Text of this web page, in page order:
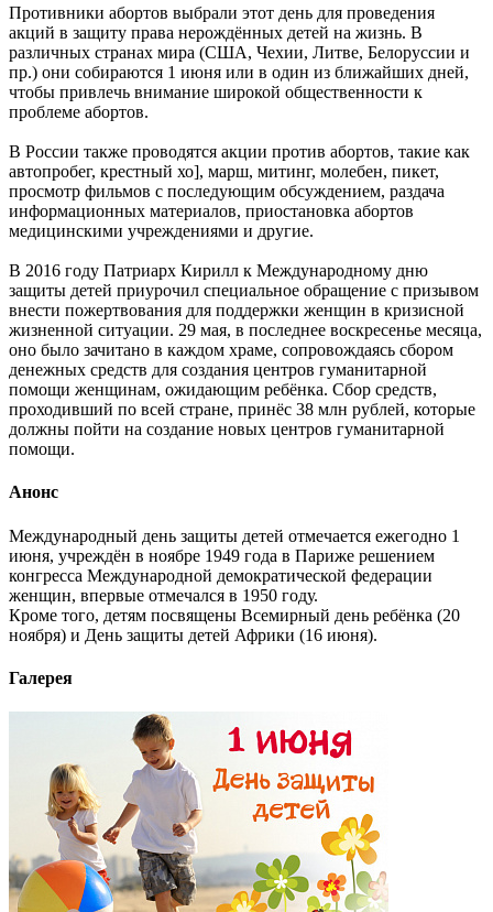
Противники абортов выбрали этот день для проведения
акций в защиту права нерождённых детей на жизнь. В
различных странах мира (США, Чехии, Литве, Белоруссии и
пр.) они собираются 1 июня или в один из ближайших дней,
чтобы привлечь внимание широкой общественности к
проблеме абортов.
В России также проводятся акции против абортов, такие как
автопробег, крестный хо], марш, митинг, молебен, пикет,
просмотр фильмов с последующим обсуждением, раздача
информационных материалов, приостановка абортов
медицинскими учреждениями и другие.
В 2016 году Патриарх Кирилл к Международному дню
защиты детей приурочил специальное обращение с призывом
внести пожертвования для поддержки женщин в кризисной
жизненной ситуации. 29 мая, в последнее воскресенье месяца,
оно было зачитано в каждом храме, сопровождаясь сбором
денежных средств для создания центров гуманитарной
помощи женщинам, ожидающим ребёнка. Сбор средств,
проходивший по всей стране, принёс 38 млн рублей, которые
должны пойти на создание новых центров гуманитарной
помощи.
Анонс
Международный день защиты детей отмечается ежегодно 1
июня, учреждён в ноябре 1949 года в Париже решением
конгресса Международной демократической федерации
женщин, впервые отмечался в 1950 году.
Кроме того, детям посвящены Всемирный день ребёнка (20
ноября) и День защиты детей Африки (16 июня).
Галерея